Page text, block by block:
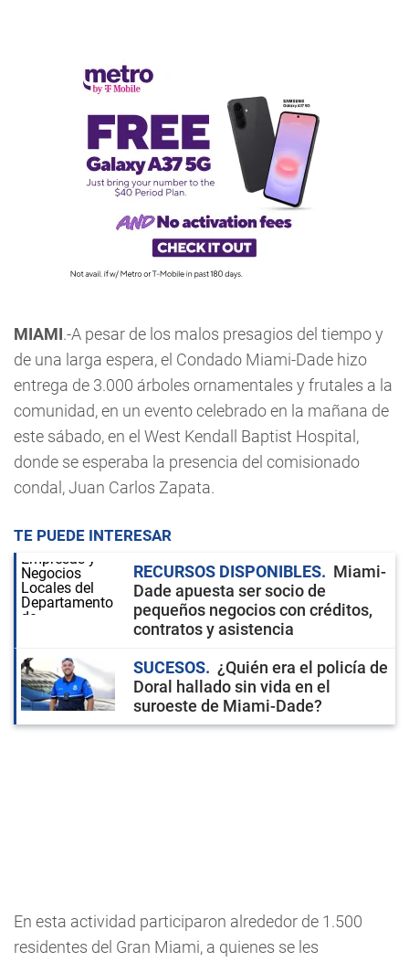
MIAMI.-A pesar de los malos presagios del tiempo y
de una larga espera, el Condado Miami-Dade hizo
entrega de 3.000 árboles ornamentales y frutales a la
comunidad, en un evento celebrado en la mañana de
este sábado, en el West Kendall Baptist Hospital,
donde se esperaba la presencia del comisionado
condal, Juan Carlos Zapata.
TE PUEDE INTERESAR
RECURSOS DISPONIBLES
Miami-
Dade apuesta ser socio de
pequeños negocios con créditos,
contratos y asistencia
SUCESOS
¿Quién era el policía de
Doral hallado sin vida en el
suroeste de Miami-Dade?
En esta actividad participaron alrededor de 1.500
residentes del Gran Miami, a quienes se les